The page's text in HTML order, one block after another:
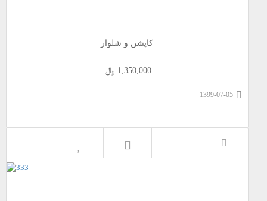
کاپشن و شلوار
1,350,000 ﷼
1399-07-05